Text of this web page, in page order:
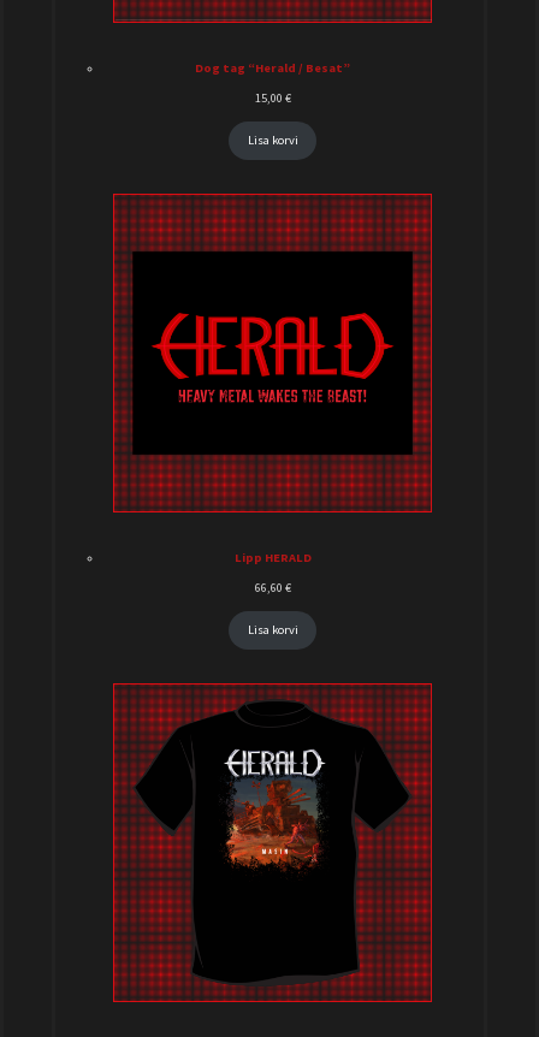
Dog tag “Herald / Besat”
15,00 €
Lisa korvi
Lipp HERALD
66,60 €
Lisa korvi